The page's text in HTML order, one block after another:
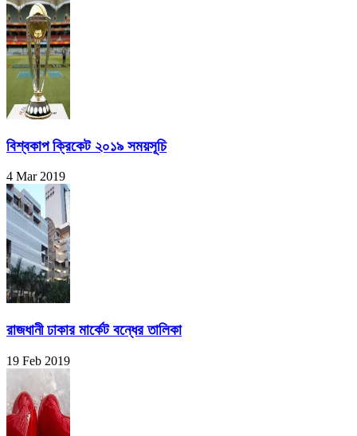
বিশ্বকাপ ক্রিকেট ২০১৯ সময়সূচি
4 Mar 2019
রাজধানী ঢাকার মার্কেট বন্ধের তালিকা
19 Feb 2019